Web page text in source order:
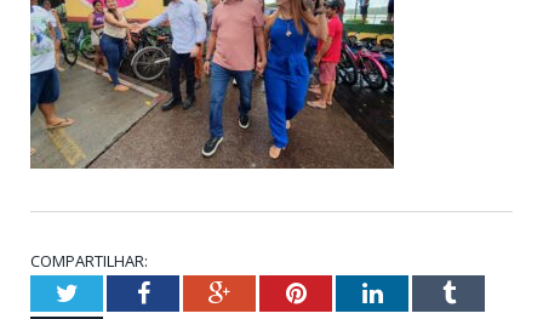
COMPARTILHAR:
TwitterFacebookGoogle+PinterestLinkedInTumblr